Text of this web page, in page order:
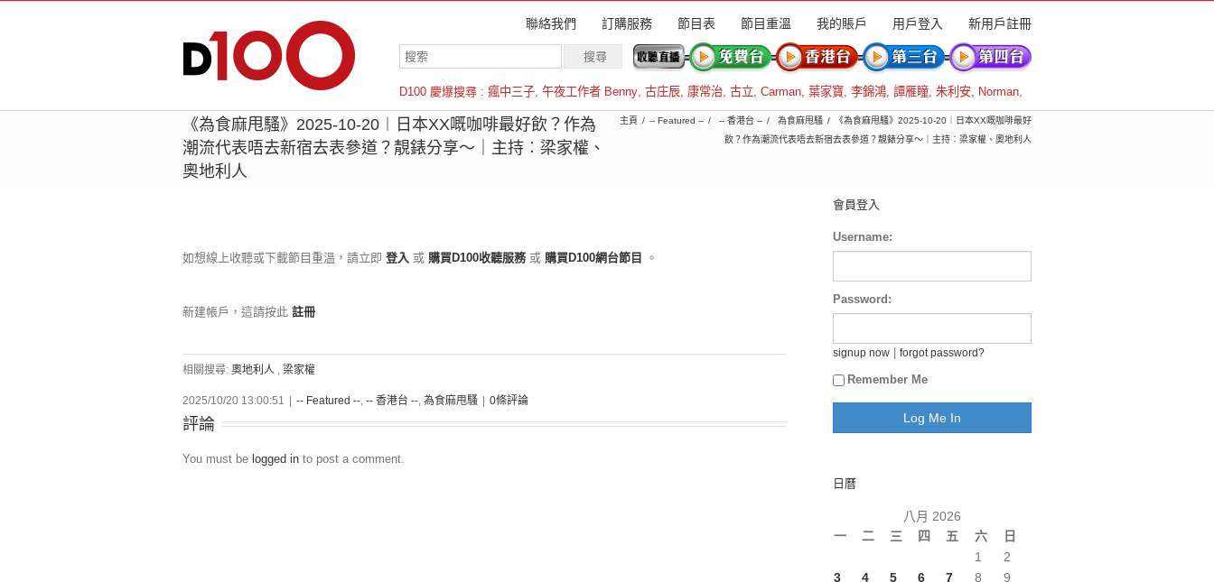
聯絡我們 訂購服務 節目表 節目重溫 我的賬戶 用戶登入 新用戶註冊
D100 慶爆搜尋 : 瘋中三子, 午夜工作者 Benny, 古庄辰, 康常治, 古立, Carman, 葉家寶, 李錦鴻, 譚雁瞳, 朱利安, Norman,
羅倫斯
《為食麻甩騷》2025-10-20︱日本XX嘅咖啡最好飲？作為
潮流代表唔去新宿去表參道？靚錶分享～｜主持︰梁家權、
奧地利人
主頁 -- Featured -- -- 香港台 -- 為食麻甩騷
《為食麻甩騷》2025-10-20︱日本XX嘅咖啡最好
飲？作為潮流代表唔去新宿去表參道？靚錶分享～｜主持︰梁家權、奧地利人
如想線上收聽或下載節目重溫，請立即 登入 或 購買D100收聽服務 或 購買D100網台節目 。
新建帳戶，這請按此 註冊
相關搜尋: 奧地利人 , 梁家權
2025/10/20 13:00:51 -- Featured --, -- 香港台 --, 為食麻甩騷 0條評論
評論
You must be logged in to post a comment.
會員登入
Username:
Password:
signup now forgot password?
Remember Me
日曆
八月 2026
一
二 三 四 五 六 日
1
2
3
4 5 6 7 8
9